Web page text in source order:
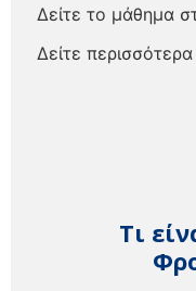
Τι
Δείτε το μάθημα
Δείτε